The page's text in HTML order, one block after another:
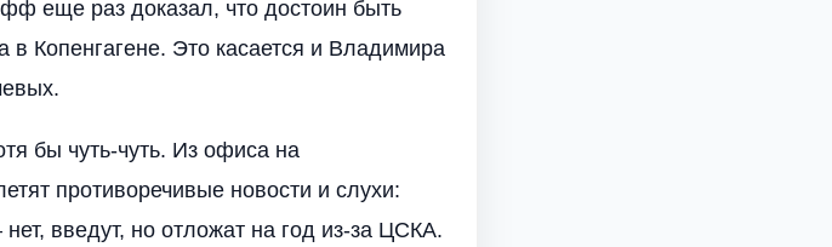
еще раз доказал, что достоин быть
Копенгагене. Это касается и Владимира
бы чуть-чуть. Из офиса на
противоречивые новости и слухи:
введут, но отложат на год из-за ЦСКА.